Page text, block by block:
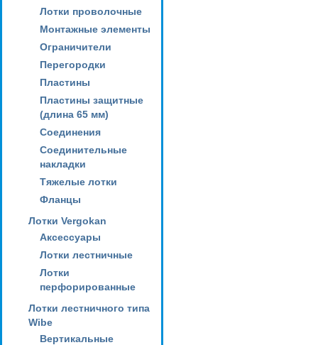
Лотки проволочные
Монтажные элементы
Ограничители
Перегородки
Пластины
Пластины защитные
(длина 65 мм)
Соединения
Соединительные
накладки
Тяжелые лотки
Фланцы
Лотки Vergokan
Аксессуары
Лотки лестничные
Лотки
перфорированные
Лотки лестничного типа
Wibe
Вертикальные